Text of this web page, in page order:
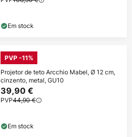
Em stock
PVP -11%
Projetor de teto Arcchio Mabel, Ø 12 cm,
cinzento, metal, GU10
39,90 €
PVP44,90 €
Em stock